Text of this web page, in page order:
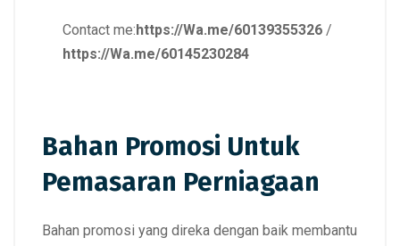
Contact me:https://Wa.me/60139355326 /
https://Wa.me/60145230284
Bahan Promosi Untuk
Pemasaran Perniagaan
Bahan promosi yang direka dengan baik membantu